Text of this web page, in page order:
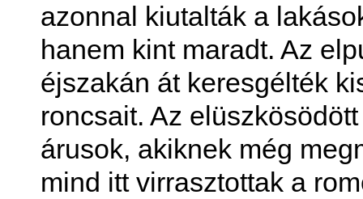
azonnal kiutalták a
hanem kint maradt. Az
éjszakán át keresgélték
roncsait. Az
árusok, akiknek még
mind itt virrasztottak a